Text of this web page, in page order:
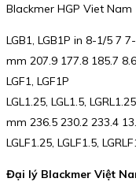
Blackmer HGP Viet Nam
LGB1, LGB1P in 8-1/5 7
mm 207.9 177.8 185.7
LGF1, LGF1P
LGL1.25, LGL1.5,
mm 236.5 230.2 233.4
LGLF1.25, LGLF1.5,
Đại lý Blackmer Việt